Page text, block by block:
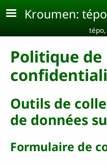
Aller au contenu
Kroumen:
Politique de
Outils de
de données
Formulaire de